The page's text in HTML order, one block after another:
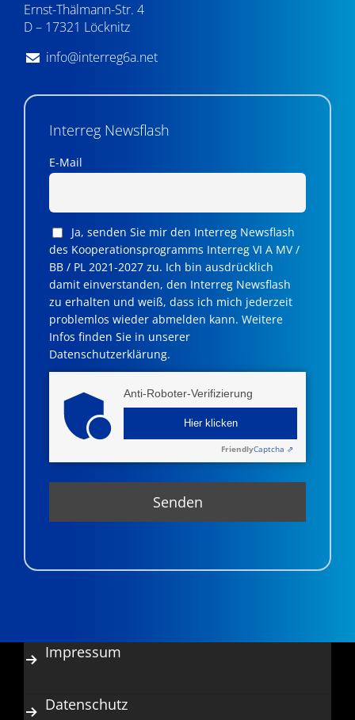
Ernst-Thälmann-Str. 4
D – 17321 Löcknitz
info@interreg6a.net
Interreg Newsflash
E-Mail
Ja, senden Sie mir den Interreg Newsflash
des Kooperationsprogramms Interreg VI A MV /
BB / PL 2021-2027 zu. Ich bin ausdrücklich
damit einverstanden, den Interreg Newsflash
zu erhalten und weiß, dass ich mich jederzeit
problemlos wieder abmelden kann. Weitere
Infos finden Sie in unserer
Datenschutzerklärung.
Anti-Roboter-Verifizierung
Hier klicken
FriendlyCaptcha ⇗
Impressum
Datenschutz